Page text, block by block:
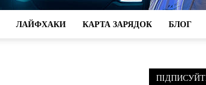
ЛАЙФХАКИ КАРТА ЗАРЯДОК БЛОГ